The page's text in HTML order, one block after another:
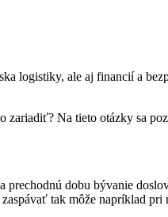
logistiky, ale aj financií a
Na tieto otázky sa
dobu bývanie
tak môže napríklad pri